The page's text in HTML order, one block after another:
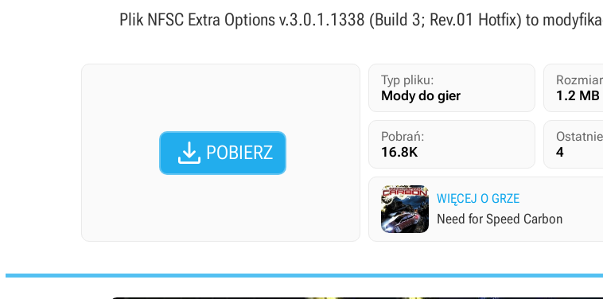
Plik NFSC Extra Options v.3.0.1.1338 (Build 3; Rev.01 Hotfix) to
 POBIERZ
Typ pliku:
Mody do gier 1.2 MB
Pobrań:
16.8K 4
WIĘCEJ O GRZE
Need for Speed Carbon